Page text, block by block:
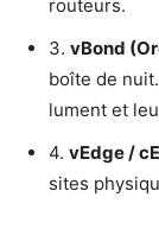
routeurs.
3. vBond
boîte de
lument et
4. vEdge /
sites